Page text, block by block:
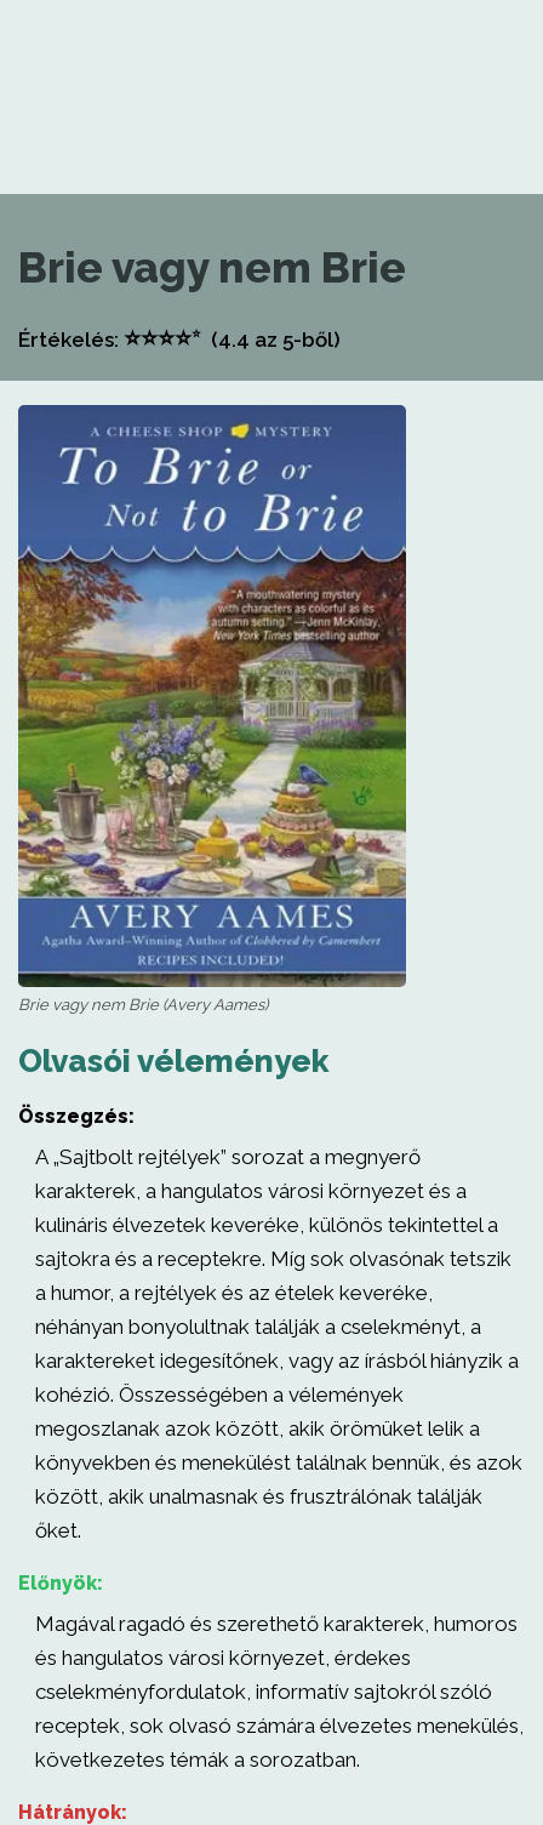
Brie vagy nem Brie
Értékelés: ⭐⭐⭐⭐⭐ (4.4 az 5-ből)
Brie vagy nem Brie (Avery Aames)
Olvasói vélemények
Összegzés:
A „Sajtbolt rejtélyek” sorozat a megnyerő
karakterek, a hangulatos városi környezet és a
kulináris élvezetek keveréke, különös tekintettel a
sajtokra és a receptekre. Míg sok olvasónak tetszik
a humor, a rejtélyek és az ételek keveréke,
néhányan bonyolultnak találják a cselekményt, a
karaktereket idegesítőnek, vagy az írásból hiányzik a
kohézió. Összességében a vélemények
megoszlanak azok között, akik örömüket lelik a
könyvekben és menekülést találnak bennük, és azok
között, akik unalmasnak és frusztrálónak találják
őket.
Előnyök:
Magával ragadó és szerethető karakterek, humoros
és hangulatos városi környezet, érdekes
cselekményfordulatok, informatív sajtokról szóló
receptek, sok olvasó számára élvezetes menekülés,
következetes témák a sorozatban.
Hátrányok: